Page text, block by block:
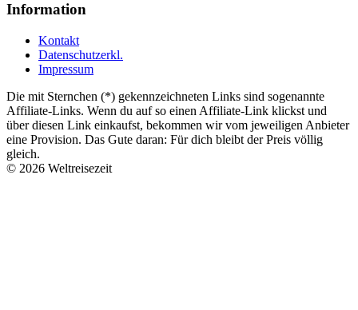
Information
Kontakt
Datenschutzerkl.
Impressum
Die mit Sternchen (*) gekennzeichneten Links sind sogenannte
Affiliate-Links. Wenn du auf so einen Affiliate-Link klickst und
über diesen Link einkaufst, bekommen wir vom jeweiligen Anbieter
eine Provision. Das Gute daran: Für dich bleibt der Preis völlig
gleich.
© 2026 Weltreisezeit